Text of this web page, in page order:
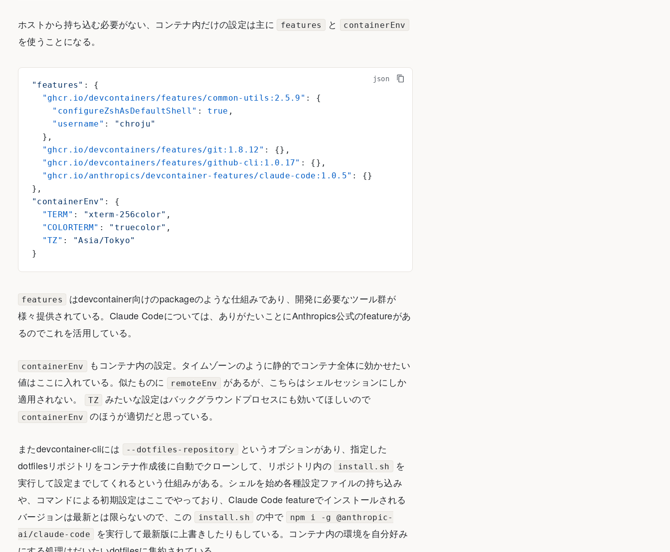
ホストから持ち込む必要がない、コンテナ内だけの設定は主に features と containerEnv
を使うことになる。
"features" : {
  "ghcr.io/devcontainers/features/common-utils:2.5.9"
: {
    "configureZshAsDefaultShell"
: true ,
    "username"
:
"chroju"
  },
  "ghcr.io/devcontainers/features/git:1.8.12"
: {},
  "ghcr.io/devcontainers/features/github-cli:1.0.17"
: {},
  "ghcr.io/anthropics/devcontainer-features/claude-code:1.0.5"
: {}
},
"containerEnv" : {
  "TERM"
: "xterm-256color" ,
  "COLORTERM"
: "truecolor" ,
  "TZ"
:
"Asia/Tokyo"
}
features
はdevcontainer向けのpackageのような仕組みであり、開発に必要なツール群が
様々提供されている。Claude Codeについては、ありがたいことにAnthropics公式のfeatureがあ
るのでこれを活用している。
containerEnv もコンテナ内の設定。タイムゾーンのように静的でコンテナ全体に効かせたい
値はここに入れている。似たものに remoteEnv があるが、こちらはシェルセッションにしか
適用されない。
TZ みたいな設定はバックグラウンドプロセスにも効いてほしいので
containerEnv のほうが適切だと思っている。
またdevcontainer-cliには --dotfiles-repository というオプションがあり、指定した
dotfilesリポジトリをコンテナ作成後に自動でクローンして、リポジトリ内の install.sh を
実行して設定までしてくれるという仕組みがある。シェルを始め各種設定ファイルの持ち込み
や、コマンドによる初期設定はここでやっており、Claude Code featureでインストールされる
バージョンは最新とは限らないので、この install.sh の中で npm i -g @anthropic-
ai/claude-code
を実行して最新版に上書きしたりもしている。コンテナ内の環境を自分好み